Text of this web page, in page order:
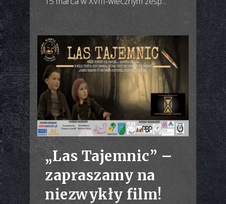
„Las Tajemnic” –
zapraszamy na
niezwykły film!